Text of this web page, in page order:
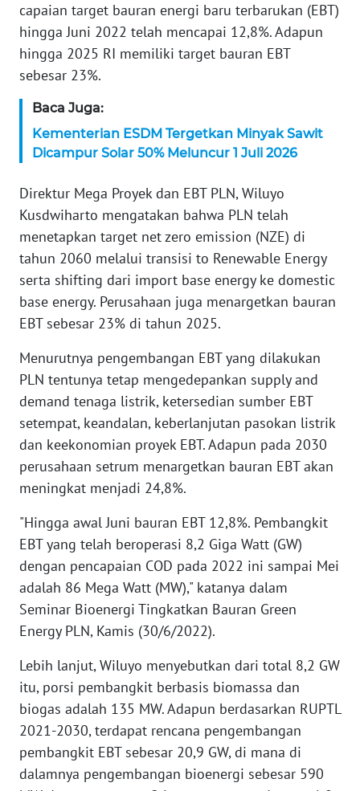
capaian target bauran energi baru terbarukan (EBT)
hingga Juni 2022 telah mencapai 12,8%. Adapun
hingga 2025 RI memiliki target bauran EBT
sebesar 23%.
Baca Juga:
Kementerian ESDM Tergetkan Minyak Sawit
Dicampur Solar 50% Meluncur 1 Juli 2026
Direktur Mega Proyek dan EBT PLN, Wiluyo
Kusdwiharto mengatakan bahwa PLN telah
menetapkan target net zero emission (NZE) di
tahun 2060 melalui transisi to Renewable Energy
serta shifting dari import base energy ke domestic
base energy. Perusahaan juga menargetkan bauran
EBT sebesar 23% di tahun 2025.
Menurutnya pengembangan EBT yang dilakukan
PLN tentunya tetap mengedepankan supply and
demand tenaga listrik, ketersedian sumber EBT
setempat, keandalan, keberlanjutan pasokan listrik
dan keekonomian proyek EBT. Adapun pada 2030
perusahaan setrum menargetkan bauran EBT akan
meningkat menjadi 24,8%.
"Hingga awal Juni bauran EBT 12,8%. Pembangkit
EBT yang telah beroperasi 8,2 Giga Watt (GW)
dengan pencapaian COD pada 2022 ini sampai Mei
adalah 86 Mega Watt (MW)," katanya dalam
Seminar Bioenergi Tingkatkan Bauran Green
Energy PLN, Kamis (30/6/2022).
Lebih lanjut, Wiluyo menyebutkan dari total 8,2 GW
itu, porsi pembangkit berbasis biomassa dan
biogas adalah 135 MW. Adapun berdasarkan RUPTL
2021-2030, terdapat rencana pengembangan
pembangkit EBT sebesar 20,9 GW, di mana di
dalamnya pengembangan bioenergi sebesar 590
WN
SERAMBI
WN
WN
WN
NTB
WN
WN
SULBAR
WN
BABEL
SUMBAR
WN
SUMSEL
WN
BENGKULU
WN
LAMPUNG
WN
JATENG